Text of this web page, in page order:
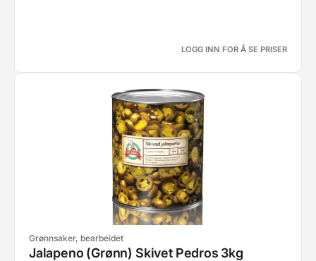
LOGG INN FOR Å SE PRISER
Grønnsaker, bearbeidet
Jalapeno (Grønn) Skivet Pedros 3kg